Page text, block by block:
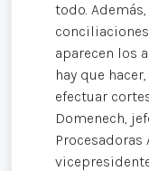
todo.
aparecen los
hay que
efectuar
Domenech,
Procesadoras